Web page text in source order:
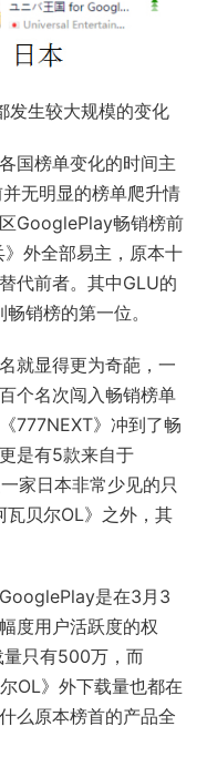
生较大规模的变化
国榜单变化的时间主
无明显的榜单爬升情
GooglePlay畅销榜前
外全部易主，原本十
代前者。其中GLU的
销榜的第一位。
就显得更为奇葩，一
个名次闯入畅销榜单
777NEXT》冲到了畅
是有5款来自于
家日本非常少见的只
贝尔OL》之外，其
是在3月3
度用户活跃度的权
量只有500万，而
OL》外下载量也都在
么原本榜首的产品全